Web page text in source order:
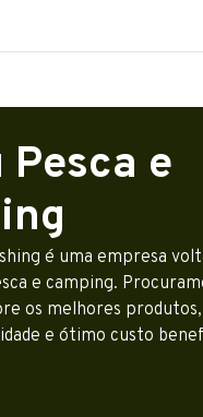
e
é uma empresa
e camping.
os melhores
e ótimo custo